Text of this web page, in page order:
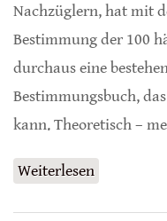
Nachzüglern, hat mit
Bestimmung der 100
durchaus eine
Bestimmungsbuch,
kann. Theoretisch –
Weiterlesen